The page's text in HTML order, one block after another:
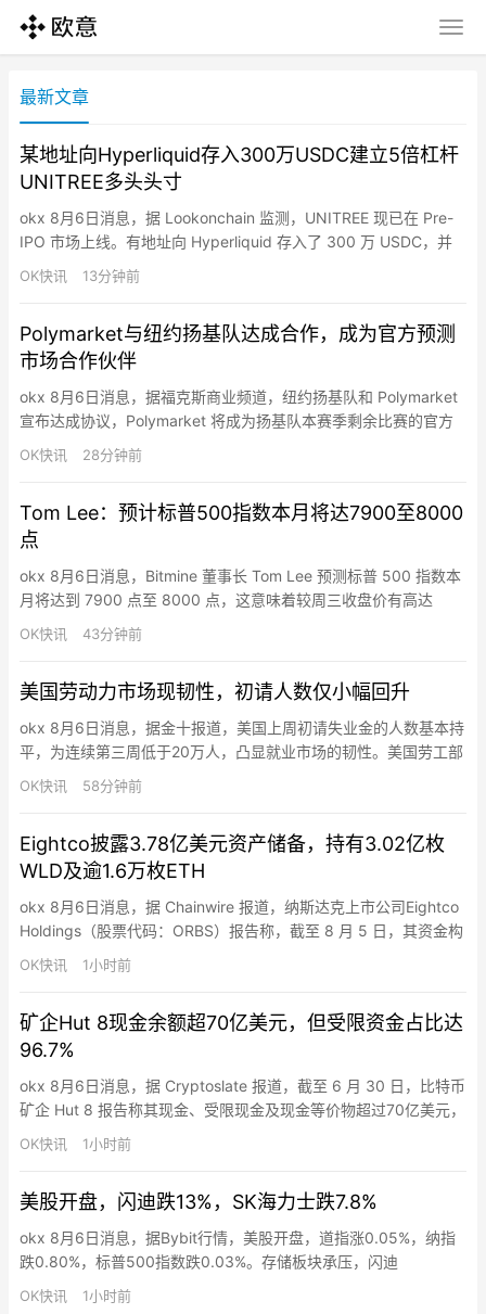
最新文章
某地址向Hyperliquid存入300万USDC建立5倍杠杆
UNITREE多头头寸
okx 8月6日消息，据 Lookonchain 监测，UNITREE 现已在 Pre-
IPO 市场上线。有地址向 Hyperliquid 存入了 300 万 USDC，并
开始建立 $UNITREE 的多头头寸。目前，该交易者已建仓 5 倍多
头头寸，持有 3,507 $UNITREE（价值 26.4 万美元）。
OK快讯 13分钟前
Polymarket与纽约扬基队达成合作，成为官方预测
市场合作伙伴
okx 8月6日消息，据福克斯商业频道，纽约扬基队和 Polymarket
宣布达成协议，Polymarket 将成为扬基队本赛季剩余比赛的官方
预测市场合作伙伴。Polymarket 将在洋基体育场以及 YES 电视网
和亚马逊 Prime Video 的洋基队比赛转播中亮相。作为赞助协议的
北…
OK快讯 28分钟前
Tom Lee：预计标普500指数本月将达7900至8000
点
okx 8月6日消息，Bitmine 董事长 Tom Lee 预测标普 500 指数本
月将达到 7900 点至 8000 点，这意味着较周三收盘价有高达
3.6% 的上涨空间。Tom Lee 指出，强劲的技术动能、加速增长的
盈利以及不断扩大的市场强势是推动这一目标实现的关键因素。
（指人工智能…
OK快讯 43分钟前
美国劳动力市场现韧性，初请人数仅小幅回升
okx 8月6日消息，据金十报道，美国上周初请失业金的人数基本持
平，为连续第三周低于20万人，凸显就业市场的韧性。美国劳工部
周四公布的数据显示，截至8月1日当周，初请失业金人数小幅升至
19.9万人，这助推四周均值降至2022年9月以来的最低水平。此
家预计，将于周五公布的7月非农就业报告将显示就业增长…
OK快讯 58分钟前
Eightco披露3.78亿美元资产储备，持有3.02亿枚
WLD及逾1.6万枚ETH
okx 8月6日消息，据 Chainwire 报道，纳斯达克上市公司Eightco
Holdings（股票代码：ORBS）报告称，截至 8 月 5 日，其资金构
成如下：9000 万美元 OpenAI 股权（间接持有）、1800 万美元
Beast Industries 股权、16,278 枚 ETH、近 3.02 亿枚 WLD 代
OK快讯 1小时前
矿企Hut 8现金余额超70亿美元，但受限资金占比达
96.7%
okx 8月6日消息，据 Cryptoslate 报道，截至 6 月 30 日，比特币
矿企 Hut 8 报告称其现金、受限现金及现金等价物超过70亿美元，
但其8月4日提交的季度报告显示，其中仅有2.336亿美元为非受限
现金，可供一般公司用途。其余68亿美元（占总额的96.7%）均为
OK快讯 1小时前
美股开盘，闪迪跌13%，SK海力士跌7.8%
okx 8月6日消息，据Bybit行情，美股开盘，道指涨0.05%，纳指
跌0.80%，标普500指数跌0.03%。存储板块承压，闪迪
(SNDK.O)跌13%，西部数据(WDC.O)跌19%，SK海力士(SKHY.O)
跌7.8%。加密概念股普跌，其中COIN(Coinbase)日内下跌
OK快讯 1小时前